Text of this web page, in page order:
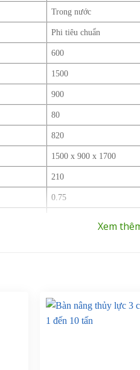
Trong nước
Phi tiêu chuẩn
600
1500
900
80
820
1500 x 900 x 1700
210
0.75
IP54
Tùy chọn
Xem